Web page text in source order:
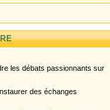
les débats passionnants sur
des échanges